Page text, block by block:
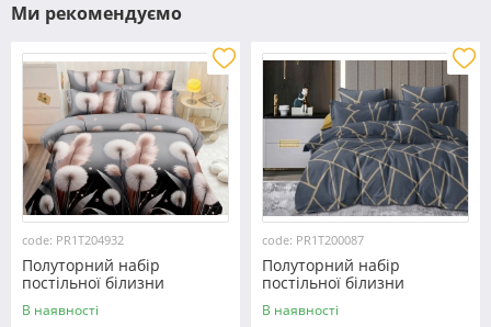
Ми рекомендуємо
code: PR1T204932
Полуторний набір
постільної білизни
150*220 із полікотону
№204932 Черешенька™
В наявності
code: PR1T200087
Полуторний набір
постільної білизни
150*220 із полікотону
№200087 Черешенька™
В наявності